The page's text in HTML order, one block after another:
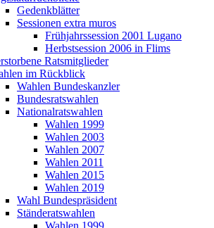
Gedenkblätter
Sessionen extra muros
Frühjahrssession 2001 Lugano
Herbstsession 2006 in Flims
Ratsmitglieder
im Rückblick
Wahlen Bundeskanzler
Bundesratswahlen
Nationalratswahlen
Wahlen 1999
Wahlen 2003
Wahlen 2007
Wahlen 2011
Wahlen 2015
Wahlen 2019
Wahl Bundespräsident
Ständeratswahlen